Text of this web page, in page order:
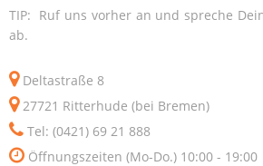
TIP: Ruf uns vorher an und spreche
ab.
Deltastraße 8
27721 Ritterhude (bei Bremen)
Tel: (0421) 69 21 888
Öffnungszeiten (Mo-Do.) 10:00 - 19:00